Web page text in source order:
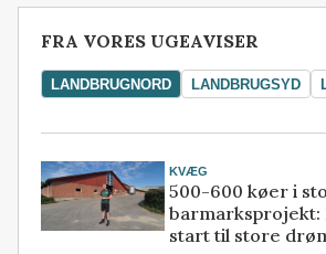
FRA VORES UGEAVISER
LANDBRUGNORD LANDBRUGSYD
KVÆG
500-600 køer i
barmarksprojekt:
start til store